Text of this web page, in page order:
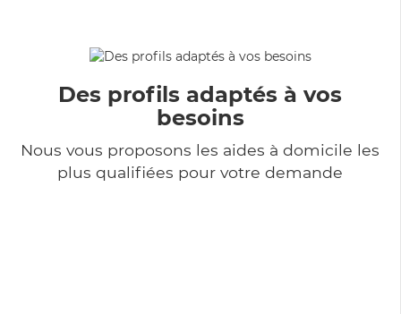
Des profils adaptés à vos
besoins
Nous vous proposons les aides à domicile les
plus qualifiées pour votre demande